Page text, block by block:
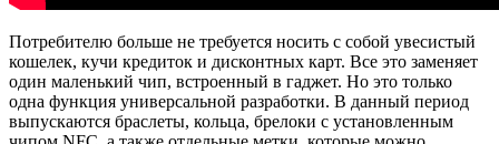
Потребителю больше не требуется носить с собой увесистый
кошелек, кучи кредиток и дисконтных карт. Все это заменяет
один маленький чип, встроенный в гаджет. Но это только
одна функция универсальной разработки. В данный период
выпускаются браслеты, кольца, брелоки с установленным